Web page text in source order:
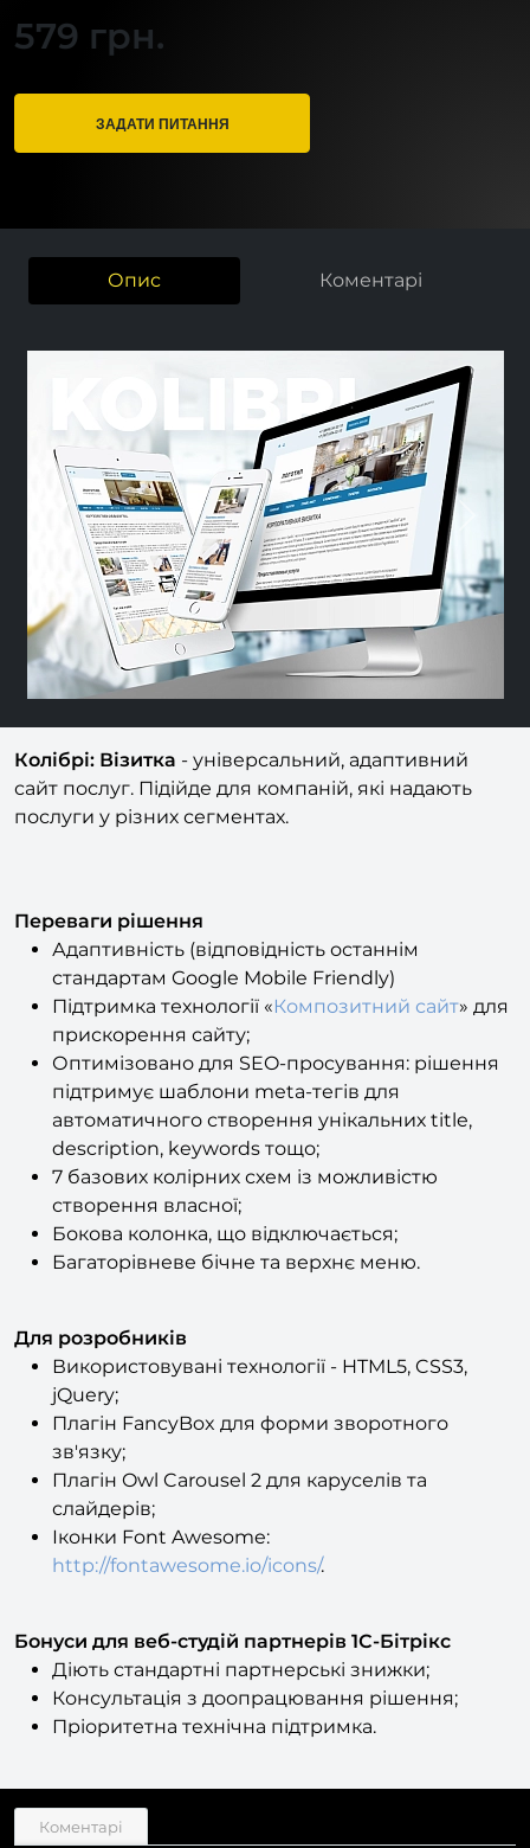
579 грн.
ЗАДАТИ ПИТАННЯ
Опис Коментарі
Previous
Колібрі: Візитка - універсальний, адаптивний
сайт послуг. Підійде для компаній, які надають
послуги у різних сегментах.
Переваги рішення
Адаптивність (відповідність останнім
стандартам Google Mobile Friendly)
Підтримка технології «Композитний сайт» для
прискорення сайту;
Оптимізовано для SEO-просування: рішення
підтримує шаблони meta-тегів для
автоматичного створення унікальних title,
description, keywords тощо;
7 базових колірних схем із можливістю
створення власної;
Бокова колонка, що відключається;
Багаторівневе бічне та верхнє меню.
Для розробників
Використовувані технології - HTML5, CSS3,
jQuery;
Плагін FancyBox для форми зворотного
зв'язку;
Плагін Owl Carousel 2 для каруселів та
слайдерів;
Іконки Font Awesome:
http://fontawesome.io/icons/.
Бонуси для веб-студій партнерів 1С-Бітрікс
Діють стандартні партнерські знижки;
Консультація з доопрацювання рішення;
Пріоритетна технічна підтримка.
Коментарі